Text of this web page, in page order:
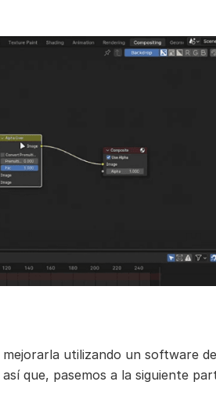
utilizando un software
que, pasemos a la siguiente